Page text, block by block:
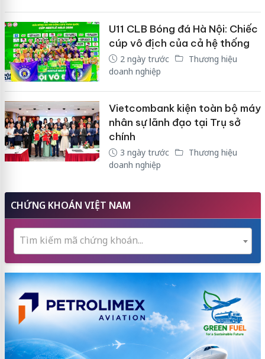
U11 CLB Bóng đá Hà Nội: Chiếc
cúp vô địch của cả hệ thống
2 ngày trước
Thương hiệu
doanh nghiệp
Vietcombank kiện toàn bộ máy
nhân sự lãnh đạo tại Trụ sở
chính
3 ngày trước
Thương hiệu
doanh nghiệp
CHỨNG KHOÁN VIỆT NAM
Tìm kiếm mã chứng khoán...